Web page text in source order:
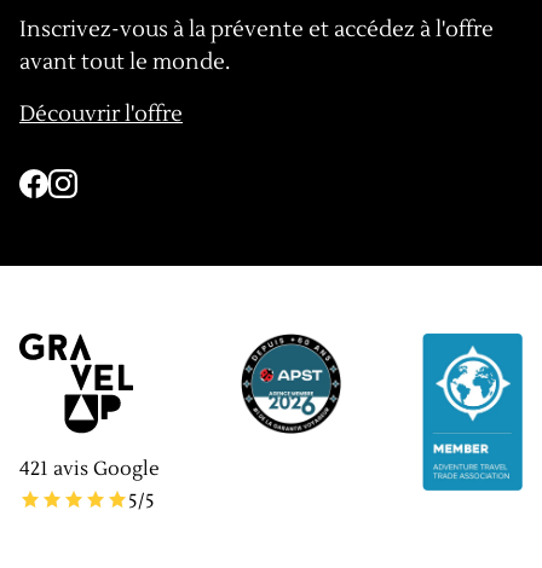
Inscrivez-vous à la prévente et accédez à l'offre
avant tout le monde.
Découvrir l'offre
421 avis Google
5/5